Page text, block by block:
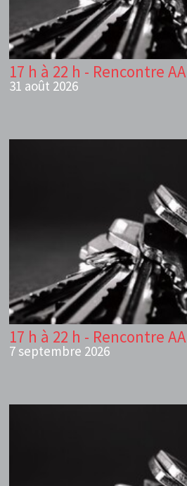
17 h à 22 h - Rencontre AA
31 août 2026
17 h à 22 h - Rencontre AA
7 septembre 2026